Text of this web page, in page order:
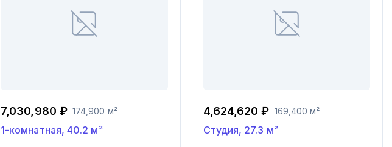
7,030,980 ₽ 174,900 м²
1-комнатная,40.2 м²
4,624,620 ₽ 169,400 м²
Студия, 27.3 м²